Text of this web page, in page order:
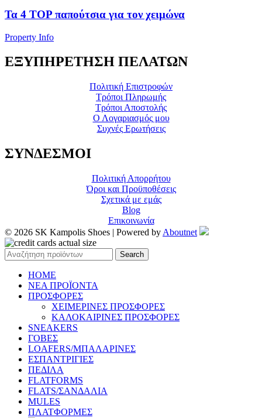
Τα 4 TOP παπούτσια για τον χειμώνα
Property Info
ΕΞΥΠΗΡΕΤΗΣΗ ΠΕΛΑΤΩΝ
Πολιτική Επιστροφών
Τρόποι Πληρωμής
Τρόποι Αποστολής
Ο Λογαριασμός μου
Συχνές Ερωτήσεις
ΣΥΝΔΕΣΜΟΙ
Πολιτική Απορρήτου
Όροι και Προϋποθέσεις
Σχετικά με εμάς
Blog
Επικοινωνία
© 2026 SK Kampolis Shoes | Powered by Aboutnet
Search
HOME
ΝΕΑ ΠΡΟΪΟΝΤΑ
ΠΡΟΣΦΟΡΕΣ
ΧΕΙΜΕΡΙΝΕΣ ΠΡΟΣΦΟΡΕΣ
ΚΑΛΟΚΑΙΡΙΝΕΣ ΠΡΟΣΦΟΡΕΣ
SNEAKERS
ΓΟΒΕΣ
LOAFERS/ΜΠΑΛΑΡΙΝΕΣ
ΕΣΠΑΝΤΡΙΓΙΕΣ
ΠΕΔΙΛΑ
FLATFORMS
FLATS/ΣΑΝΔΑΛΙΑ
MULES
ΠΛΑΤΦΟΡΜΕΣ